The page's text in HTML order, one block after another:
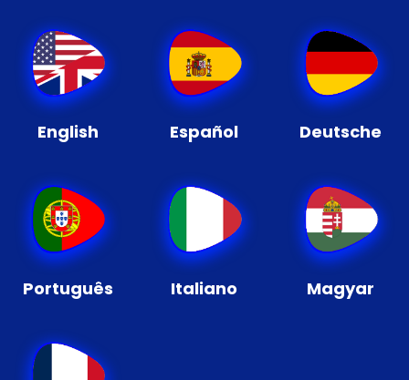
English Español Deutsche
Português Italiano Magyar